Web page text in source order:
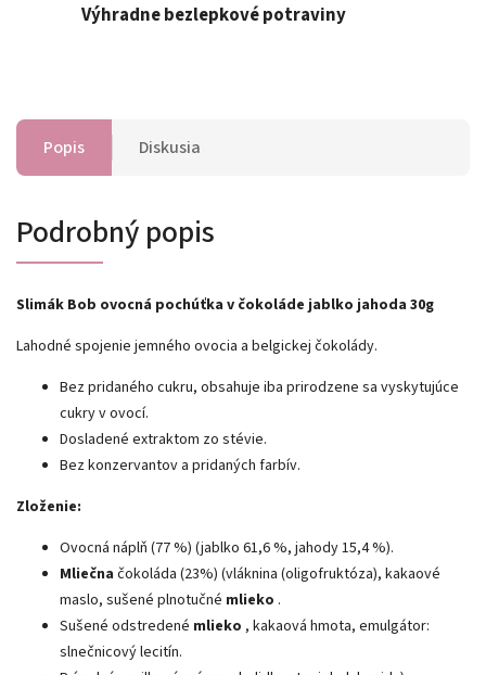
Výhradne bezlepkové potraviny
Popis Diskusia
Podrobný popis
Slimák Bob ovocná pochúťka v čokoláde jablko jahoda 30g
Lahodné spojenie jemného ovocia a belgickej čokolády.
Bez pridaného cukru, obsahuje iba prirodzene sa vyskytujúce
cukry v ovocí.
Dosladené extraktom zo stévie.
Bez konzervantov a pridaných farbív.
Zloženie:
Ovocná náplň (77 %) (jablko 61,6 %, jahody 15,4 %).
Mliečna čokoláda (23%) (vláknina (oligofruktóza), kakaové
maslo, sušené plnotučné mlieko .
Sušené odstredené mlieko , kakaová hmota, emulgátor:
slnečnicový lecitín.